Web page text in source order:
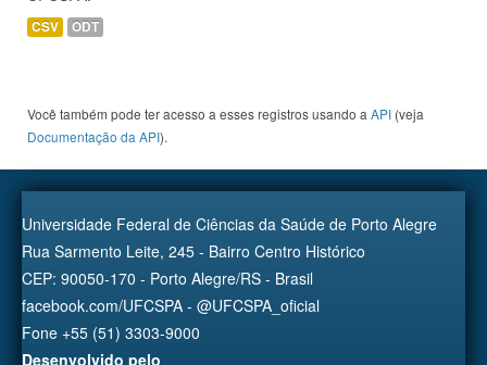
CSV ODT
Você também pode ter acesso a esses registros usando a API (veja
Documentação da API).
Universidade Federal de Ciências da Saúde de Porto Alegre
Rua Sarmento Leite, 245 - Bairro Centro Histórico
CEP: 90050-170 - Porto Alegre/RS - Brasil
facebook.com/UFCSPA - @UFCSPA_oficial
Fone +55 (51) 3303-9000
Desenvolvido pelo